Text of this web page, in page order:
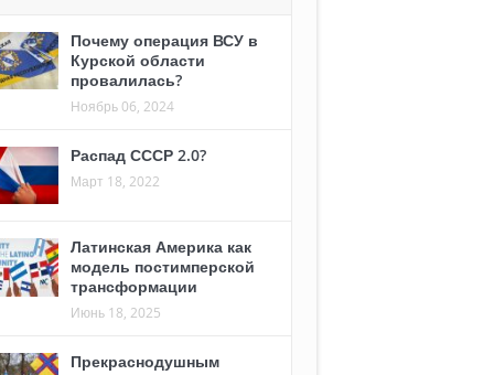
Почему операция ВСУ в
Курской области
провалилась?
Ноябрь 06, 2024
Распад СССР 2.0?
Март 18, 2022
Латинская Америка как
модель постимперской
трансформации
Июнь 18, 2025
Прекраснодушным